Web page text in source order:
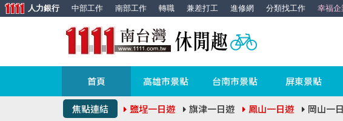
人力銀行 中部工作 南部工作 轉職 兼差打工 進修網 分類找工作 幸福企
首頁 高雄市景點 台南市景點 屏東景點
焦點連結 鹽埕一日遊 旗津一日遊 鳳山一日遊 岡山一